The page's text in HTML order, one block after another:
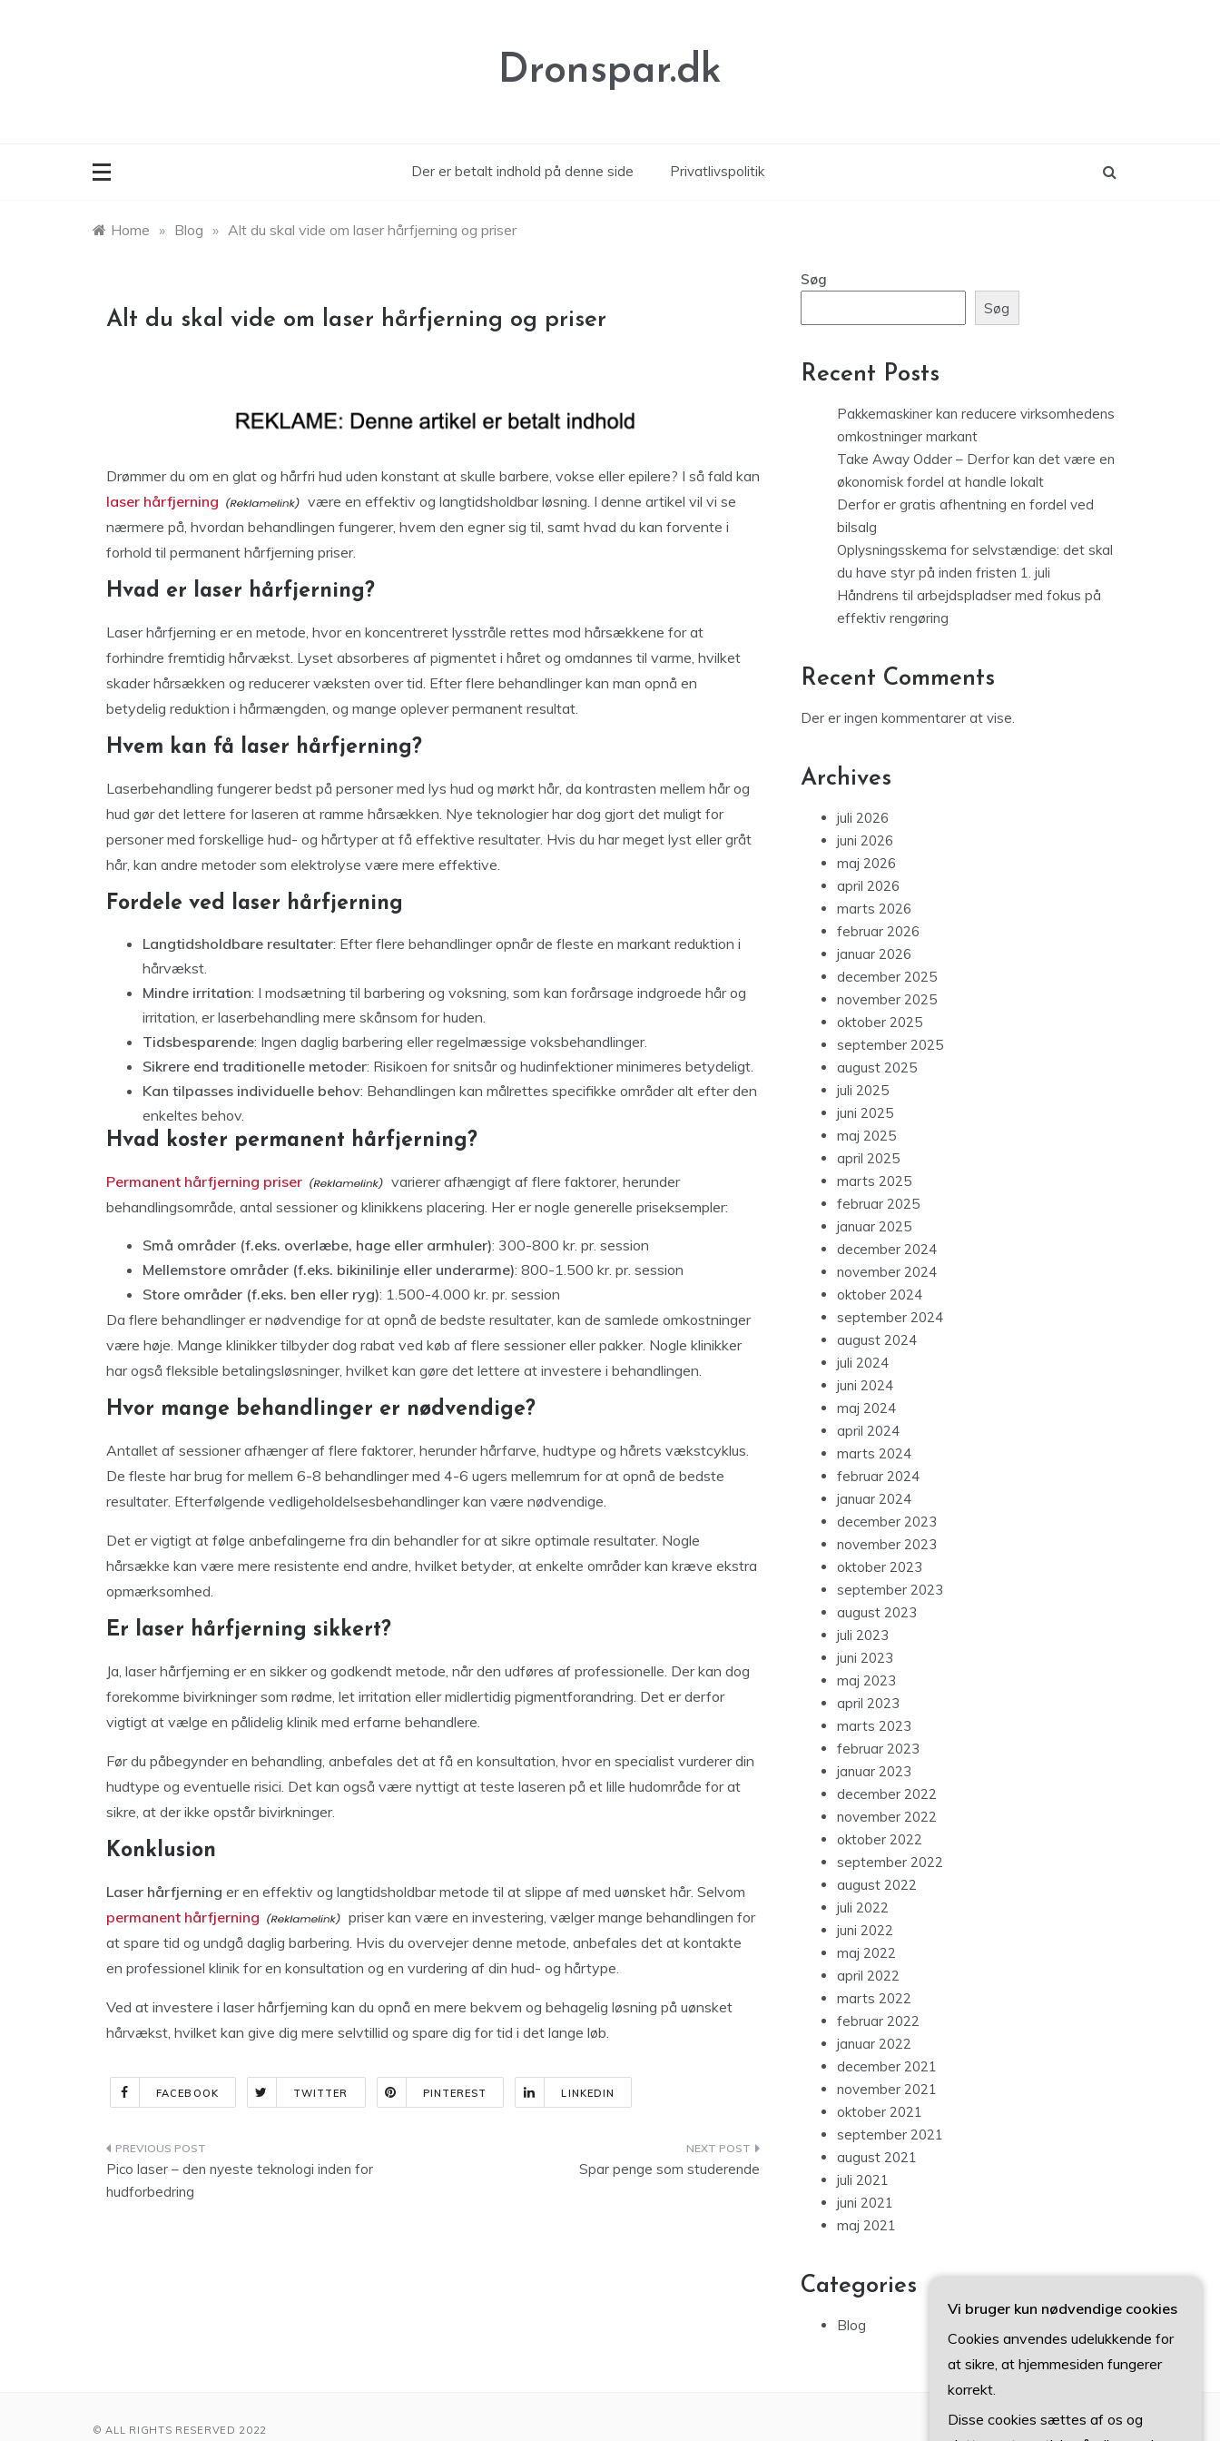
Dronspar.dk
Der er betalt indhold på denne side Privatlivspolitik
Home » Blog » Alt du skal vide om laser hårfjerning og priser
Alt du skal vide om laser hårfjerning og priser
Drømmer du om en glat og hårfri hud uden konstant at skulle barbere, vokse eller epilere? I så fald kan
laser hårfjerning
være en effektiv og langtidsholdbar løsning. I denne artikel vil vi se
nærmere på, hvordan behandlingen fungerer, hvem den egner sig til, samt hvad du kan forvente i
forhold til permanent hårfjerning priser.
Hvad er laser hårfjerning?
Laser hårfjerning er en metode, hvor en koncentreret lysstråle rettes mod hårsækkene for at
forhindre fremtidig hårvækst. Lyset absorberes af pigmentet i håret og omdannes til varme, hvilket
skader hårsækken og reducerer væksten over tid. Efter flere behandlinger kan man opnå en
betydelig reduktion i hårmængden, og mange oplever permanent resultat.
Hvem kan få laser hårfjerning?
Laserbehandling fungerer bedst på personer med lys hud og mørkt hår, da kontrasten mellem hår og
hud gør det lettere for laseren at ramme hårsækken. Nye teknologier har dog gjort det muligt for
personer med forskellige hud- og hårtyper at få effektive resultater. Hvis du har meget lyst eller gråt
hår, kan andre metoder som elektrolyse være mere effektive.
Fordele ved laser hårfjerning
Langtidsholdbare resultater: Efter flere behandlinger opnår de fleste en markant reduktion i
hårvækst.
Mindre irritation: I modsætning til barbering og voksning, som kan forårsage indgroede hår og
irritation, er laserbehandling mere skånsom for huden.
Tidsbesparende: Ingen daglig barbering eller regelmæssige voksbehandlinger.
Sikrere end traditionelle metoder: Risikoen for snitsår og hudinfektioner minimeres betydeligt.
Kan tilpasses individuelle behov: Behandlingen kan målrettes specifikke områder alt efter den
enkeltes behov.
Hvad koster permanent hårfjerning?
Permanent hårfjerning priser
varierer afhængigt af flere faktorer, herunder
behandlingsområde, antal sessioner og klinikkens placering. Her er nogle generelle priseksempler:
Små områder (f.eks. overlæbe, hage eller armhuler): 300-800 kr. pr. session
Mellemstore områder (f.eks. bikinilinje eller underarme): 800-1.500 kr. pr. session
Store områder (f.eks. ben eller ryg): 1.500-4.000 kr. pr. session
Da flere behandlinger er nødvendige for at opnå de bedste resultater, kan de samlede omkostninger
være høje. Mange klinikker tilbyder dog rabat ved køb af flere sessioner eller pakker. Nogle klinikker
har også fleksible betalingsløsninger, hvilket kan gøre det lettere at investere i behandlingen.
Hvor mange behandlinger er nødvendige?
Antallet af sessioner afhænger af flere faktorer, herunder hårfarve, hudtype og hårets vækstcyklus.
De fleste har brug for mellem 6-8 behandlinger med 4-6 ugers mellemrum for at opnå de bedste
resultater. Efterfølgende vedligeholdelsesbehandlinger kan være nødvendige.
Det er vigtigt at følge anbefalingerne fra din behandler for at sikre optimale resultater. Nogle
hårsække kan være mere resistente end andre, hvilket betyder, at enkelte områder kan kræve ekstra
opmærksomhed.
Er laser hårfjerning sikkert?
Ja, laser hårfjerning er en sikker og godkendt metode, når den udføres af professionelle. Der kan dog
forekomme bivirkninger som rødme, let irritation eller midlertidig pigmentforandring. Det er derfor
vigtigt at vælge en pålidelig klinik med erfarne behandlere.
Før du påbegynder en behandling, anbefales det at få en konsultation, hvor en specialist vurderer din
hudtype og eventuelle risici. Det kan også være nyttigt at teste laseren på et lille hudområde for at
sikre, at der ikke opstår bivirkninger.
Konklusion
Laser hårfjerning er en effektiv og langtidsholdbar metode til at slippe af med uønsket hår. Selvom
permanent hårfjerning
priser kan være en investering, vælger mange behandlingen for
at spare tid og undgå daglig barbering. Hvis du overvejer denne metode, anbefales det at kontakte
en professionel klinik for en konsultation og en vurdering af din hud- og hårtype.
Ved at investere i laser hårfjerning kan du opnå en mere bekvem og behagelig løsning på uønsket
hårvækst, hvilket kan give dig mere selvtillid og spare dig for tid i det lange løb.
FACEBOOK TWITTER PINTEREST LINKEDIN
Indlægsnavigation
Pico laser – den nyeste teknologi inden for
hudforbedring
Spar penge som studerende
Søg
Søg
Recent Posts
Pakkemaskiner kan reducere virksomhedens
omkostninger markant
Take Away Odder – Derfor kan det være en
økonomisk fordel at handle lokalt
Derfor er gratis afhentning en fordel ved
bilsalg
Oplysningsskema for selvstændige: det skal
du have styr på inden fristen 1. juli
Håndrens til arbejdspladser med fokus på
effektiv rengøring
Recent Comments
Der er ingen kommentarer at vise.
Archives
juli 2026
juni 2026
maj 2026
april 2026
marts 2026
februar 2026
januar 2026
december 2025
november 2025
oktober 2025
september 2025
august 2025
juli 2025
juni 2025
maj 2025
april 2025
marts 2025
februar 2025
januar 2025
december 2024
november 2024
oktober 2024
september 2024
august 2024
juli 2024
juni 2024
maj 2024
april 2024
marts 2024
februar 2024
januar 2024
december 2023
november 2023
oktober 2023
september 2023
august 2023
juli 2023
juni 2023
maj 2023
april 2023
marts 2023
februar 2023
januar 2023
december 2022
november 2022
oktober 2022
september 2022
august 2022
juli 2022
juni 2022
maj 2022
april 2022
marts 2022
februar 2022
januar 2022
december 2021
november 2021
oktober 2021
september 2021
august 2021
juli 2021
juni 2021
maj 2021
Categories
Blog
© ALL RIGHTS RESERVED 2022
Vi bruger kun nødvendige cookies
Cookies anvendes udelukkende for
at sikre, at hjemmesiden fungerer
korrekt.
Disse cookies sættes af os og